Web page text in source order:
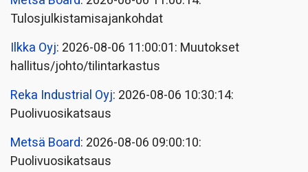
Tulosjulkistamisajankohdat
Ilkka Oyj: 2026-08-06 11:00:01: Muutokset
hallitus/johto/tilintarkastus
Reka Industrial Oyj: 2026-08-06 10:30:14:
Puolivuosikatsaus
Metsä Board: 2026-08-06 09:00:10:
Puolivuosikatsaus